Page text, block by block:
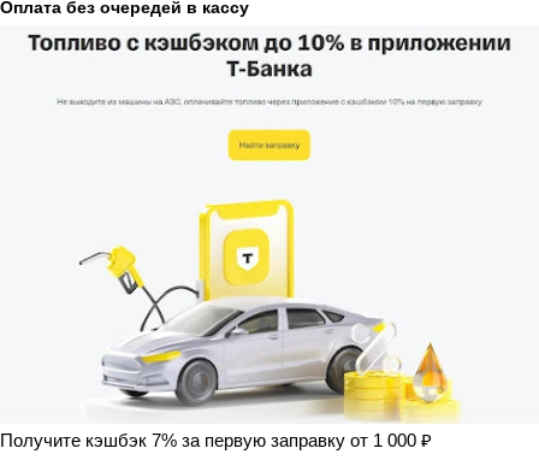
Оплата без очередей в кассу
Получите кэшбэк 7% за первую заправку от 1 000 ₽